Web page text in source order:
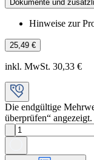
Dokumente und
Hinweise zur
25,49 €
inkl. MwSt. 30,33 €
Die endgültige
überprüfen“ angezeigt.